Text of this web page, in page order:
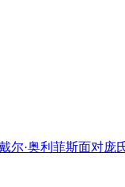
尔·奥利菲斯面对